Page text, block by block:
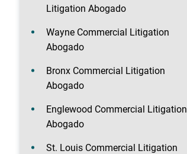
Litigation Abogado
Wayne Commercial Litigation
Abogado
Bronx Commercial Litigation
Abogado
Englewood Commercial Litigation
Abogado
St. Louis Commercial Litigation